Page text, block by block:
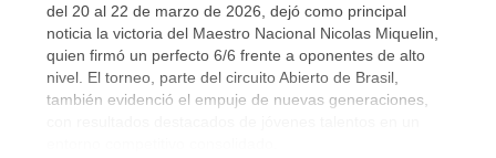
del 20 al 22 de marzo de 2026, dejó como principal
noticia la victoria del Maestro Nacional Nicolas Miquelin,
quien firmó un perfecto 6/6 frente a oponentes de alto
nivel. El torneo, parte del circuito Abierto de Brasil,
también evidenció el empuje de nuevas generaciones,